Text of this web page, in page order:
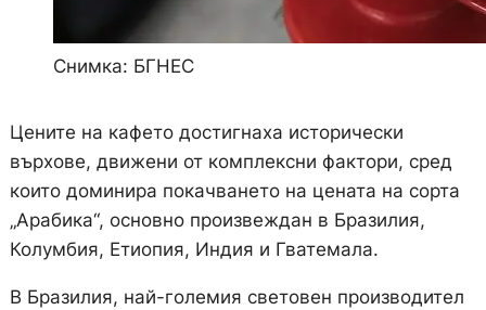
Снимка: БГНЕС
Цените на кафето достигнаха исторически
върхове, движени от комплексни фактори, сред
които доминира покачването на цената на сорта
„Арабика“, основно произвеждан в Бразилия,
Колумбия, Етиопия, Индия и Гватемала.
В Бразилия, най-големия световен производител